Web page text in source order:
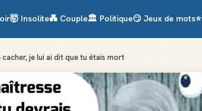
🤯 Insolite💑 Couple🏛️ Politique😏 Jeux de mots⭐
je lui ai dit que tu étais mort